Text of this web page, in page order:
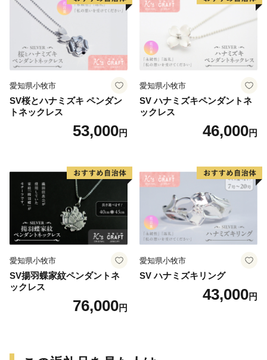
愛知県小牧市
SV桜とハナミズキ ペンダン
トネックレス
53,000円
愛知県小牧市
SV ハナミズキペンダントネ
ックレス
46,000円
愛知県小牧市
SV揚羽蝶家紋ペンダントネ
ックレス
76,000円
愛知県小牧市
SV ハナミズキリング
43,000円